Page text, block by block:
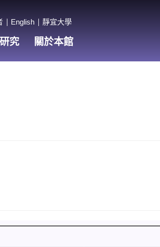
English 靜宜大學
究 關於本館